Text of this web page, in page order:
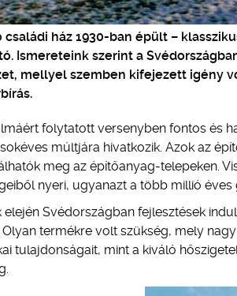
ház 1930-ban épült –
Ismereteink szerint a
mellyel szemben kifejezett igény
folytatott versenyben fontos és
múltjára hivatkozik. Azok az
meg az építőanyag-telepeken.
nyeri, ugyanazt a több millió éves
elején Svédországban fejlesztések
Olyan termékre volt szükség, mely
tulajdonságait, mint a kiváló